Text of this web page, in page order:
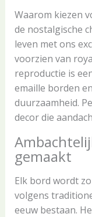
Waarom kiezen
de nostalgische
leven met ons
voorzien van
reproductie is
emaille borden
duurzaamheid.
decor die
gemaakt
Elk bord wordt
volgens
eeuw bestaan.